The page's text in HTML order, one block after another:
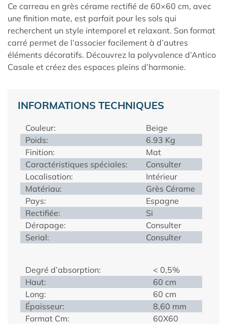
Ce carreau en grès cérame rectifié de 60×60 cm, avec
une finition mate, est parfait pour les sols qui
recherchent un style intemporel et relaxant. Son format
carré permet de l’associer facilement à d’autres
éléments décoratifs. Découvrez la polyvalence d’Antico
Casale et créez des espaces pleins d’harmonie.
INFORMATIONS TECHNIQUES
Couleur:
Beige
Poids:
6.93 Kg
Finition:
Mat
Caractéristiques spéciales:
Consulter
Localisation:
Intérieur
Matériau:
Grès Cérame
Pays:
Espagne
Rectifiée:
Si
Dérapage:
Consulter
Serial:
Consulter
Degré d’absorption:
< 0,5%
Haut:
60 cm
Long:
60 cm
Épaisseur:
8,60 mm
Format Cm:
60X60